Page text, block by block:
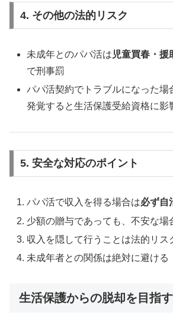
4. その他の法的リスク
未成年とのパパ活は 児童買春・援
で刑事罰
パパ活契約でトラブルになった場
発覚すると生活保護受給資格に影
5. 安全な対応のポイント
パパ活で収入を得る場合は必ず自
少額の贈与であっても、不安な場
収入を隠して行うことは法的リス
未成年者との関係は絶対に避ける
生活保護からの脱却を目指